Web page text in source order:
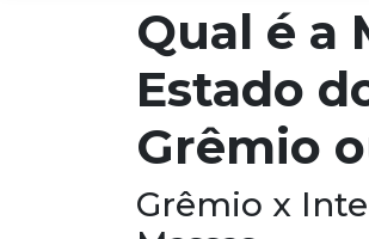
Qual é a
Estado
Grêmio
Grêmio x